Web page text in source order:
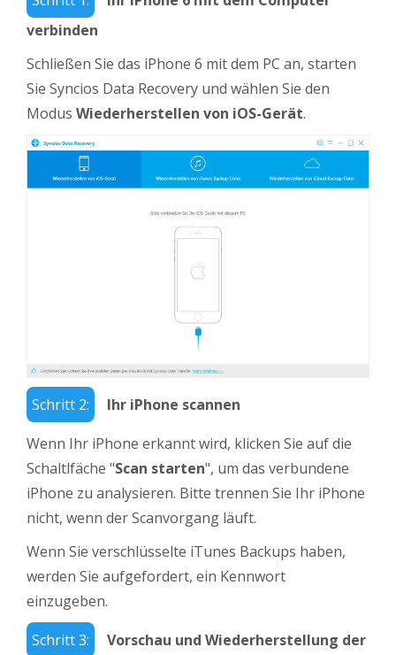
verbinden
Schließen Sie das iPhone 6 mit dem PC an, starten
Sie Syncios Data Recovery und wählen Sie den
Modus Wiederherstellen von iOS-Gerät.
Schritt 2:
Ihr iPhone scannen
Wenn Ihr iPhone erkannt wird, klicken Sie auf die
Schaltlfäche "Scan starten", um das verbundene
iPhone zu analysieren. Bitte trennen Sie Ihr iPhone
nicht, wenn der Scanvorgang läuft.
Wenn Sie verschlüsselte iTunes Backups haben,
werden Sie aufgefordert, ein Kennwort
einzugeben.
Schritt 3:
Vorschau und Wiederherstellung der